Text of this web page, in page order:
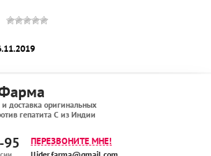
доставка оригинальных
гепатита С из Индии
95 ПЕРЕЗВОНИТЕ МНЕ!